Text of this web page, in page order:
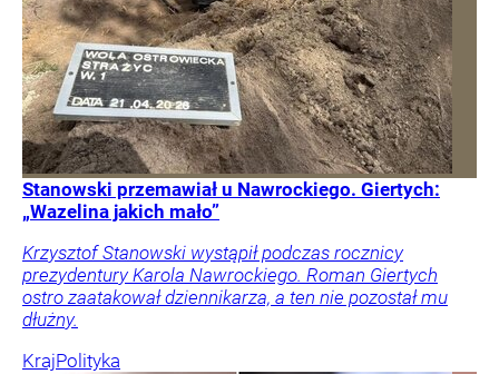
Stanowski przemawiał u Nawrockiego. Giertych:
„Wazelina jakich mało”
Krzysztof Stanowski wystąpił podczas rocznicy
prezydentury Karola Nawrockiego. Roman Giertych
ostro zaatakował dziennikarza, a ten nie pozostał mu
dłużny.
KrajPolityka